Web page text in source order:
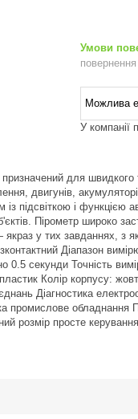
У компанії
для
двигунів,
підсвіткою і функцією
Пірометр широко
у тих завданнях, з
Діапазон
0.5 секунди Точність
Колір корпусу:
Діагностика
промислове обладнання
розмір просте